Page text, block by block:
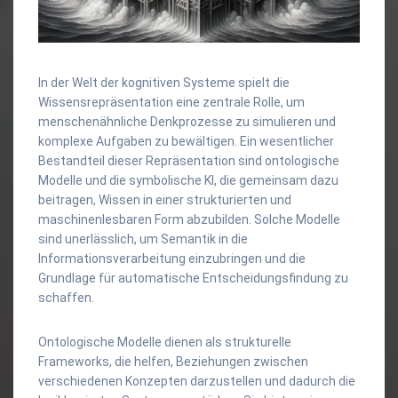
In der Welt der kognitiven Systeme spielt die
Wissensrepräsentation eine zentrale Rolle, um
menschenähnliche Denkprozesse zu simulieren und
komplexe Aufgaben zu bewältigen. Ein wesentlicher
Bestandteil dieser Repräsentation sind ontologische
Modelle und die symbolische KI, die gemeinsam dazu
beitragen, Wissen in einer strukturierten und
maschinenlesbaren Form abzubilden. Solche Modelle
sind unerlässlich, um Semantik in die
Informationsverarbeitung einzubringen und die
Grundlage für automatische Entscheidungsfindung zu
schaffen.
Ontologische Modelle dienen als strukturelle
Frameworks, die helfen, Beziehungen zwischen
verschiedenen Konzepten darzustellen und dadurch die